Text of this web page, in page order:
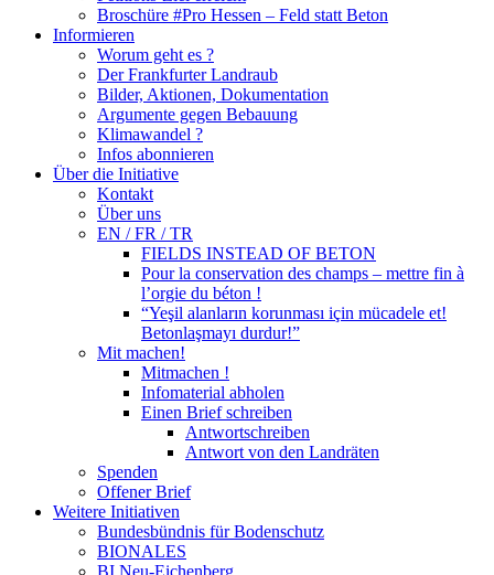
Broschüre #Pro Hessen – Feld statt Beton
Informieren
Worum geht es ?
Der Frankfurter Landraub
Bilder, Aktionen, Dokumentation
Argumente gegen Bebauung
Klimawandel ?
Infos abonnieren
Über die Initiative
Kontakt
Über uns
EN / FR / TR
FIELDS INSTEAD OF BETON
Pour la conservation des champs – mettre fin à
l’orgie du béton !
“Yeşil alanların korunması için mücadele et!
Betonlaşmayı durdur!”
Mit machen!
Mitmachen !
Infomaterial abholen
Einen Brief schreiben
Antwortschreiben
Antwort von den Landräten
Spenden
Offener Brief
Weitere Initiativen
Bundesbündnis für Bodenschutz
BIONALES
BI Neu-Eichenberg